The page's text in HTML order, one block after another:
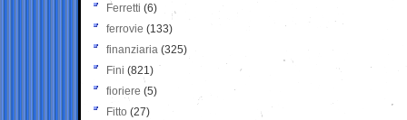
Ferretti (6)
ferrovie (133)
finanziaria (325)
Fini (821)
fioriere (5)
Fitto (27)